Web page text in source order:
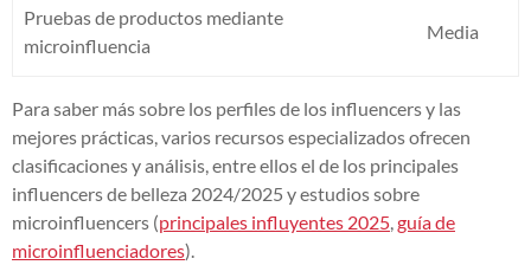
Pruebas de productos mediante
microinfluencia
Media
Para saber más sobre los perfiles de los influencers y las
mejores prácticas, varios recursos especializados ofrecen
clasificaciones y análisis, entre ellos el de los principales
influencers de belleza 2024/2025 y estudios sobre
microinfluencers (principales influyentes 2025 guía de
microinfluenciadores).